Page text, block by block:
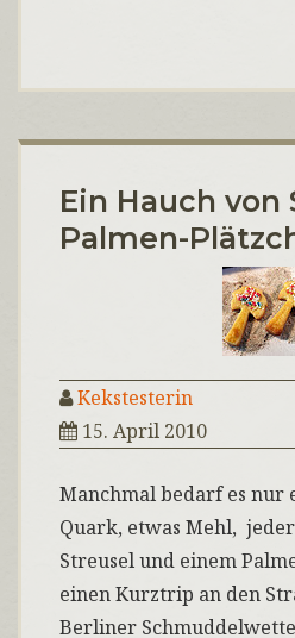
Ein Hauch von
Palmen-
Kekstesterin
15. April 2010
Manchmal bedarf es nur
Quark, etwas Mehl,
Streusel und einem
einen Kurztrip an den
Berliner